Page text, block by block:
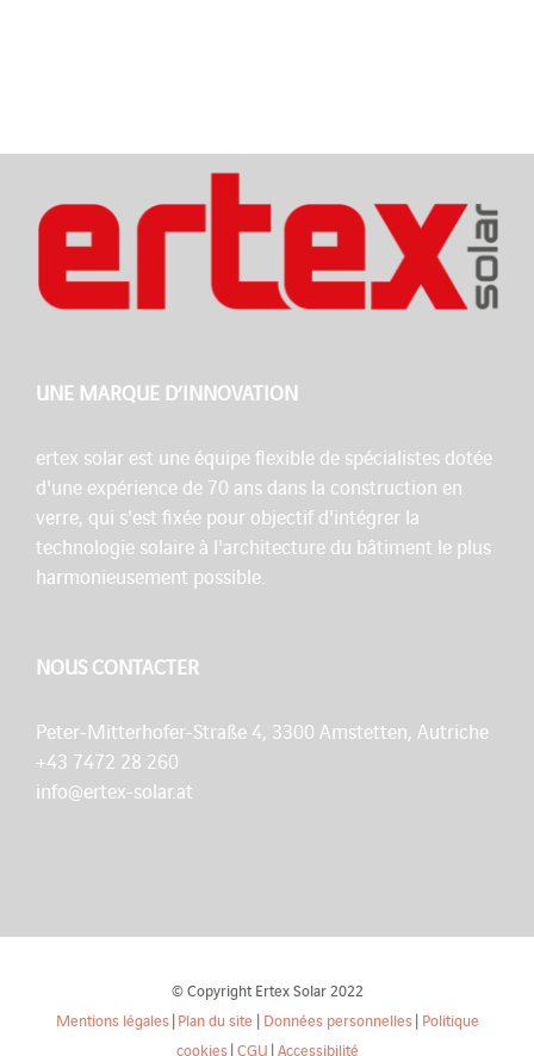
UNE MARQUE D’INNOVATION
ertex solar est une équipe flexible de spécialistes dotée
d'une expérience de 70 ans dans la construction en
verre, qui s'est fixée pour objectif d'intégrer la
technologie solaire à l'architecture du bâtiment le plus
harmonieusement possible.
NOUS CONTACTER
Peter-Mitterhofer-Straße 4, 3300 Amstetten, Autriche
+43 7472 28 260
info@ertex-solar.at
© Copyright Ertex Solar 2022
Mentions légales|Plan du site | Données personnelles| Politique
cookies|CGU |Accessibilité